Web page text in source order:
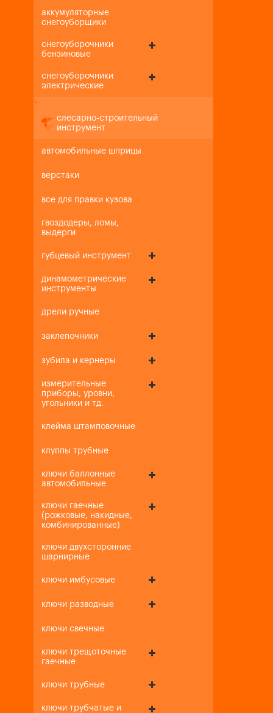
аккумуляторные
снегоуборщики
снегоуборочники
бензиновые
снегоуборочники
электрические
+-
слесарно-строительный
инструмент
автомобильные шприцы
верстаки
все для правки кузова
гвоздодеры, ломы,
выдерги
губцевый инструмент
динамометрические
инструменты
дрели ручные
заклепочники
зубила и кернеры
измерительные
приборы, уровни,
угольники и тд.
клейма штамповочные
клуппы трубные
ключи баллонные
автомобильные
ключи гаечные
(рожковые, накидные,
комбинированные)
ключи двухсторонние
шарнирные
ключи имбусовые
ключи разводные
ключи свечные
ключи трещоточные
гаечные
ключи трубные
ключи трубчатые и